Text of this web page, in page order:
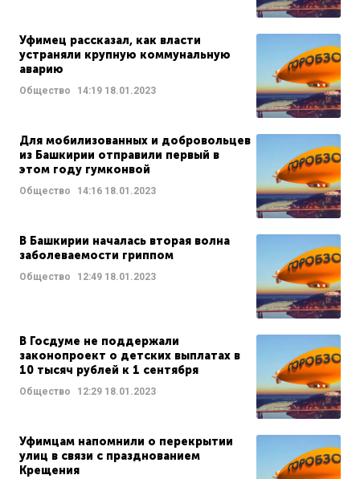
Уфимец рассказал, как власти
устраняли крупную коммунальную
аварию
Общество 14:19 18.01.2023
Для мобилизованных и добровольцев
из Башкирии отправили первый в
этом году гумконвой
Общество 14:16 18.01.2023
В Башкирии началась вторая волна
заболеваемости гриппом
Общество 12:49 18.01.2023
В Госдуме не поддержали
законопроект о детских выплатах в
10 тысяч рублей к 1 сентября
Общество 12:29 18.01.2023
Уфимцам напомнили о перекрытии
улиц в связи с празднованием
Крещения